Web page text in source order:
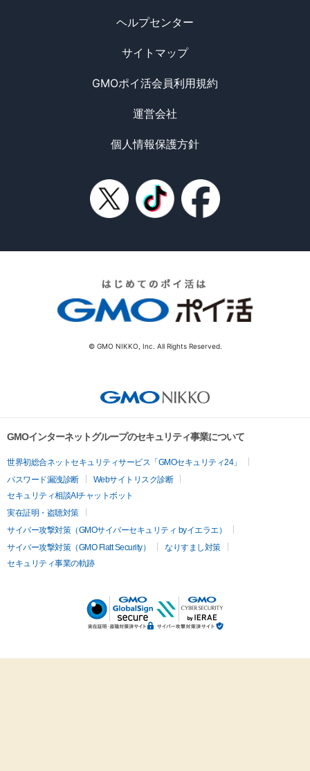
ヘルプセンター
サイトマップ
GMOポイ活会員利用規約
運営会社
個人情報保護方針
© GMO NIKKO, Inc. All Rights Reserved.
GMOインターネットグループのセキュリティ事業について
世界初総合ネットセキュリティサービス「GMOセキュリティ24」
パスワード漏洩診断
Webサイトリスク診断
セキュリティ相談AIチャットボット
実在証明・盗聴対策
サイバー攻撃対策（GMOサイバーセキュリティ byイエラエ）
サイバー攻撃対策（GMO Flatt Security）
なりすまし対策
セキュリティ事業の軌跡